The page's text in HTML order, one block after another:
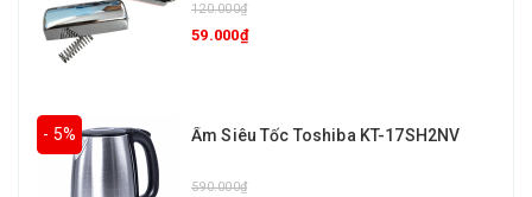
120.000₫
59.000₫
- 5% Ấm Siêu Tốc Toshiba KT-17SH2NV
590.000₫